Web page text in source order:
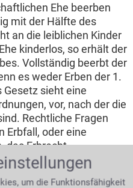
Ehe beerben
mit der Hälfte des
an die leiblichen Kinder
kinderlos, so erhält der
Vollständig beerbt der
es weder Erben der 1.
Gesetz sieht eine
vor, nach der die
Rechtliche Fragen
Erbfall, oder eine
das Erbrecht
sich von einem
lassen.
um die Funktionsfähigkeit